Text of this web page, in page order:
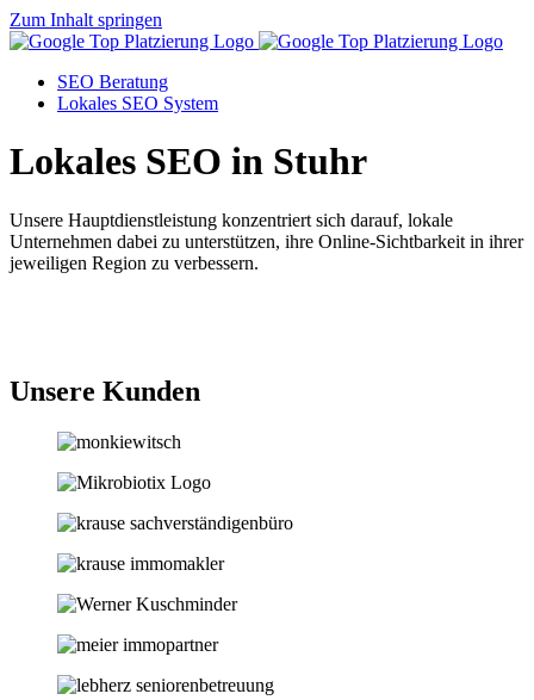
Zum Inhalt springen
SEO Beratung
Lokales SEO System
Lokales SEO in Stuhr
Unsere Hauptdienstleistung konzentriert sich darauf, lokale
Unternehmen dabei zu unterstützen, ihre Online-Sichtbarkeit in ihrer
jeweiligen Region zu verbessern.
Unsere Kunden